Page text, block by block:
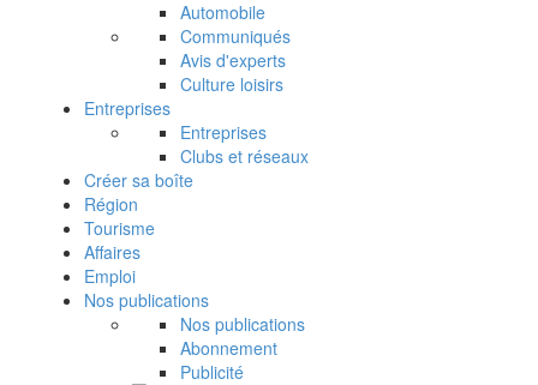
Automobile
Communiqués
Avis d'experts
Culture loisirs
Entreprises
Entreprises
Clubs et réseaux
Créer sa boîte
Région
Tourisme
Affaires
Emploi
Nos publications
Nos publications
Abonnement
Publicité